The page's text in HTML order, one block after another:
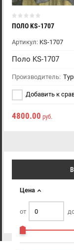
Цена
от
ПОЛО KS-1707
Артикул: KS-1707
Поло KS-1707
Производитель:
Добавить к
4800.00 руб.